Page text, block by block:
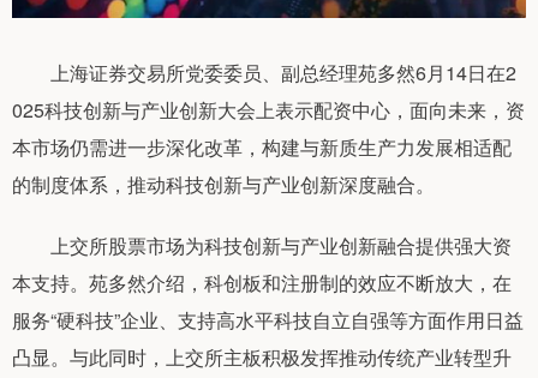
上海证券交易所党委委员、副总经理苑多然6月14日在2
025科技创新与产业创新大会上表示配资中心，面向未来，资
本市场仍需进一步深化改革，构建与新质生产力发展相适配
的制度体系，推动科技创新与产业创新深度融合。
上交所股票市场为科技创新与产业创新融合提供强大资
本支持。苑多然介绍，科创板和注册制的效应不断放大，在
服务“硬科技”企业、支持高水平科技自立自强等方面作用日益
凸显。与此同时，上交所主板积极发挥推动传统产业转型升